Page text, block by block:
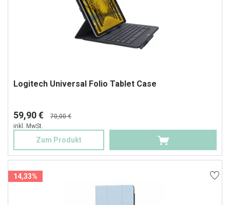
Logitech Universal Folio Tablet Case
59,90 €
70,00 €
inkl. MwSt.
Zum Produkt
14,33%